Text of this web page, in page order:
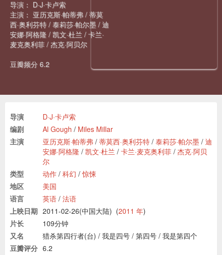
导演： D·J·卡卢索
主演： 亚历克斯·帕蒂弗 /蒂莫
西·奥利芬特 /泰莉莎·帕尔墨 /迪
安娜·阿格隆 /凯文·杜兰 /卡兰·
麦克奥利菲 /杰克·阿贝尔
豆瓣频分 6.2
导演
D·J·卡卢索
编剧
Al Gough / Miles Millar
主演
亚历克斯·帕蒂弗 / 蒂莫西·奥利芬特 / 泰莉莎·帕尔墨 / 迪
安娜·阿格隆 / 凯文·杜兰 / 卡兰·麦克奥利菲 / 杰克·阿贝
尔
类型
动作 / 科幻 /惊悚
地区
美国
语言
英语 / 法语
上映日期 2011-02-26(中国大陆) (2011 年)
片长
109分钟
又名
猎杀第四行者(台) / 我是四号 / 第四号 / 我是第四个
豆瓣评分 6.2